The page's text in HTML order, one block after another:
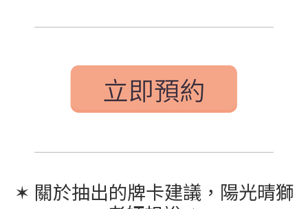
✶ 關於抽出的牌卡建議，陽光晴獅